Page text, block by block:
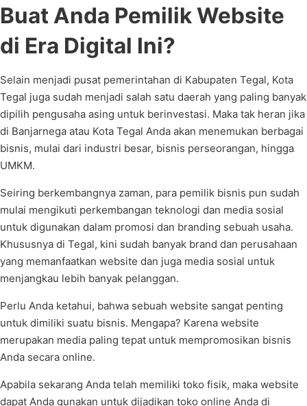
Buat Anda Pemilik Website
di Era Digital Ini?
Selain menjadi pusat pemerintahan di Kabupaten Tegal, Kota
Tegal juga sudah menjadi salah satu daerah yang paling banyak
dipilih pengusaha asing untuk berinvestasi. Maka tak heran jika
di Banjarnega atau Kota Tegal Anda akan menemukan berbagai
bisnis, mulai dari industri besar, bisnis perseorangan, hingga
UMKM.
Seiring berkembangnya zaman, para pemilik bisnis pun sudah
mulai mengikuti perkembangan teknologi dan media sosial
untuk digunakan dalam promosi dan branding sebuah usaha.
Khususnya di Tegal, kini sudah banyak brand dan perusahaan
yang memanfaatkan website dan juga media sosial untuk
menjangkau lebih banyak pelanggan.
Perlu Anda ketahui, bahwa sebuah website sangat penting
untuk dimiliki suatu bisnis. Mengapa? Karena website
merupakan media paling tepat untuk mempromosikan bisnis
Anda secara online.
Apabila sekarang Anda telah memiliki toko fisik, maka website
dapat Anda gunakan untuk dijadikan toko online Anda di